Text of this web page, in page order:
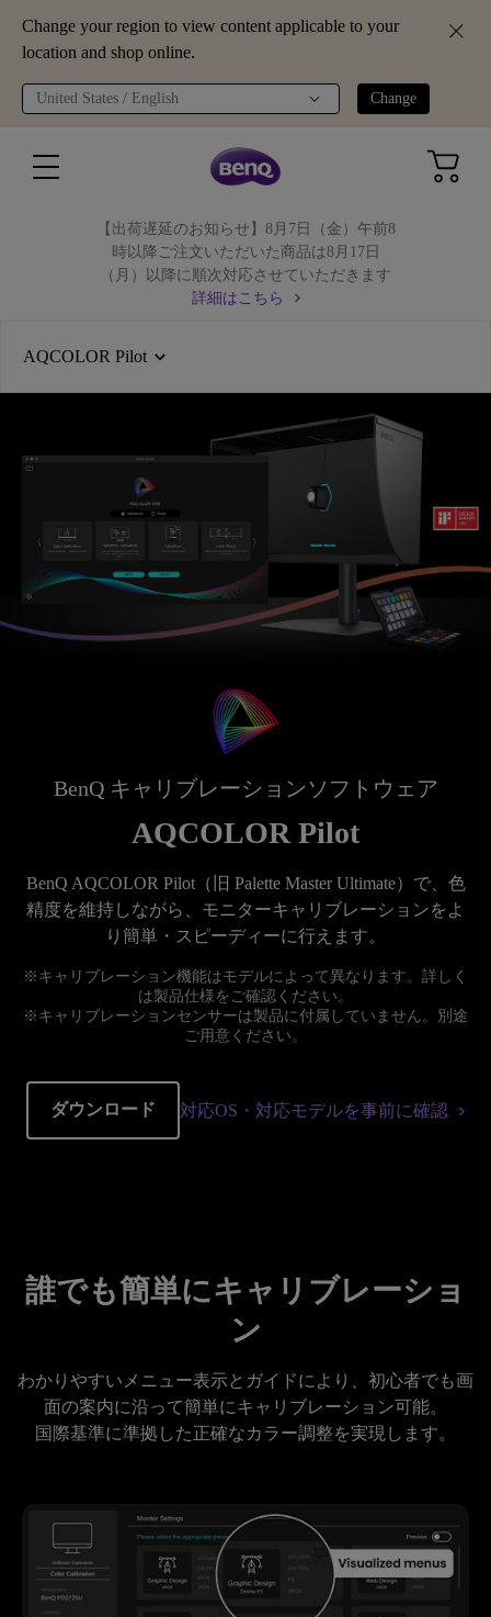
Change your region to view content applicable to your
location and shop online.
United States / English Change
【出荷遅延のお知らせ】8月7日（金）午前8
時以降ご注文いただいた商品は8月17日
（月）以降に順次対応させていただきます
詳細はこちら
AQCOLOR Pilot
BenQ キャリブレーションソフトウェア
AQCOLOR Pilot
BenQ AQCOLOR Pilot（旧 Palette Master Ultimate）で、色
精度を維持しながら、モニターキャリブレーションをよ
※キャリブレーション機能はモデルによって異なります。詳しく
は製品仕様をご確認ください。
※キャリブレーションセンサーは製品に付属していません。別途
ご用意ください。
ダウンロード 対応OS・対応モデルを事前に確認
誰でも簡単にキャリブレーショ
ン
わかりやすいメニュー表示とガイドにより、初心者でも画
面の案内に沿って簡単にキャリブレーション可能。
国際基準に準拠した正確なカラー調整を実現します。